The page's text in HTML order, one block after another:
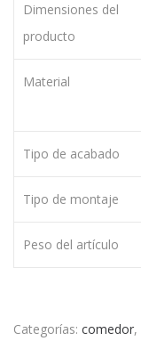
Dimensiones del
producto
Material
Tipo de acabado
Tipo de montaje
Peso del artículo
Categorías: comedor,